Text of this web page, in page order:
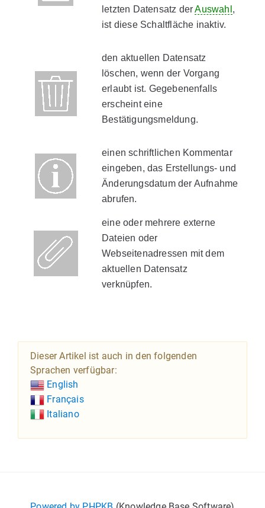
letzten Datensatz derAuswahl ,
ist diese Schaltfläche inaktiv.
den aktuellen Datensatz
löschen, wenn der Vorgang
erlaubt ist. Gegebenenfalls
erscheint eine
Bestätigungsmeldung.
einen schriftlichen Kommentar
eingeben, das Erstellungs- und
Änderungsdatum der Aufnahme
abrufen.
eine oder mehrere externe
Dateien oder
Webseitenadressen mit dem
aktuellen Datensatz
verknüpfen.
Dieser Artikel ist auch in den folgenden
Sprachen verfügbar:
English
Français
Italiano